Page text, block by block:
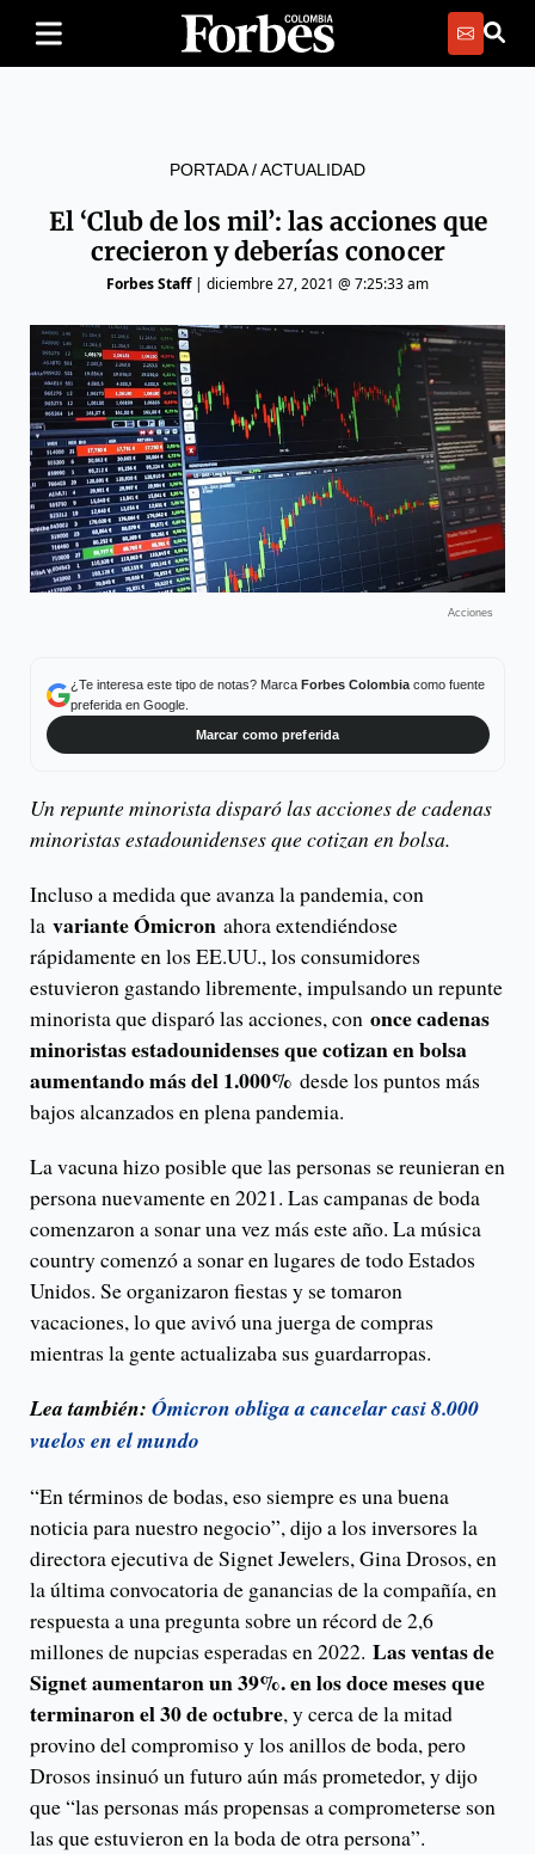
PORTADA/ACTUALIDAD
El ‘Club de los mil’: las acciones que
crecieron y deberías conocer
Forbes Staff| diciembre 27, 2021 @ 7:25:33 am
Acciones
¿Te interesa este tipo de notas? Marca Forbes Colombiacomo fuente
preferida en Google.
Marcar como preferida
Un repunte minorista disparó las acciones de cadenas
minoristas estadounidenses que cotizan en bolsa.
Incluso a medida que avanza la pandemia, con
la variante Ómicron ahora extendiéndose
rápidamente en los EE.UU., los consumidores
estuvieron gastando libremente, impulsando un repunte
minorista que disparó las acciones, con once cadenas
minoristas estadounidenses que cotizan en bolsa
aumentando más del 1.000% desde los puntos más
bajos alcanzados en plena pandemia.
La vacuna hizo posible que las personas se reunieran en
persona nuevamente en 2021. Las campanas de boda
comenzaron a sonar una vez más este año. La música
country comenzó a sonar en lugares de todo Estados
Unidos. Se organizaron fiestas y se tomaron
vacaciones, lo que avivó una juerga de compras
mientras la gente actualizaba sus guardarropas.
Lea también: Ómicron obliga a cancelar casi 8.000
vuelos en el mundo
“En términos de bodas, eso siempre es una buena
noticia para nuestro negocio”, dijo a los inversores la
directora ejecutiva de Signet Jewelers, Gina Drosos, en
la última convocatoria de ganancias de la compañía, en
respuesta a una pregunta sobre un récord de 2,6
millones de nupcias esperadas en 2022. Las ventas de
Signet aumentaron un 39%. en los doce meses que
terminaron el 30 de octubre, y cerca de la mitad
provino del compromiso y los anillos de boda, pero
Drosos insinuó un futuro aún más prometedor, y dijo
que “las personas más propensas a comprometerse son
las que estuvieron en la boda de otra persona”.